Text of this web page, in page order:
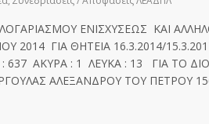
ΕΝΙΣΧΥΣΕΩΣ ΚΑΙ
2014 ΓΙΑ ΘΗΤΕΙΑ 16.3.2014/
637 ΑΚΥΡΑ : 1 ΛΕΥΚΑ : 13 ΓΙΑ ΤΟ
ΑΛΕΞΑΝΔΡΟΥ ΤΟΥ ΠΕΤΡΟΥ